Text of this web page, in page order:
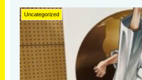
Uncategorized